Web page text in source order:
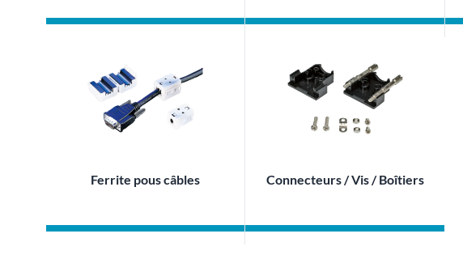
Ferrite pous câbles Connecteurs / Vis / Boîtiers